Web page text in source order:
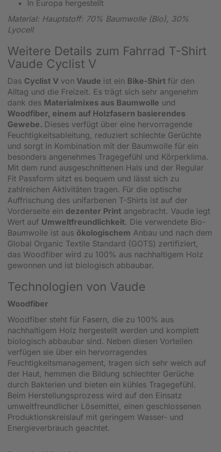
In Europa hergestellt
Material: Hauptstoff: 70% Baumwolle (Bio), 30%
Lyocell
Weitere Details zum Fahrrad T-Shirt
Vaude Cyclist V
Das Cyclist V von Vaude ist ein Bike-Shirt für den
Alltag und die Freizeit. Es trägt sich sehr angenehm
dank des Materialmixes aus Baumwolle und
Woodfiber, einem auf Holzfasern basierendes
Gewebe. Dieses verfügt über eine hervorragende
Feuchtigkeitsableitung, reduziert schlechte Gerüchte
und sorgt in Kombination mit der Baumwolle für ein
besonders angenehmes Tragegefühl und Körperklima.
Mit dem rund ausgeschnittenen Hals und der Regular
Fit Passform sitzt es bequem und lässt sich zu
zahlreichen Aktivitäten tragen. Für die optische
Auffrischung des unifarbenen T-Shirts ist auf der
Vorderseite ein dezenter Print angebracht. Vaude legt
Wert auf Umweltfreundlichkeit. Die verwendete Bio-
Baumwolle ist aus ökologischem Anbau und nach dem
Global Organic Textile Standard (GOTS) zertifiziert,
das Woodfiber wird zu 100% aus nachhaltigem Holz
gewonnen und ist biologisch abbaubar.
Technologien von Vaude
Woodfiber
Woodfiber steht für Fasern, die zu 100% aus
nachhaltigem Holz hergestellt werden und komplett
biologisch abbaubar sind. Neben diesen Vorteilen
verfügen sie über ein hervorragendes
Feuchtigkeitsmanagement, tragen sich sehr weich auf
der Haut, hemmen die Bildung schlechter Gerüche
durch Bakterien und bieten ein kühles Tragegefühl.
Beim Herstellungsprozess wird auf den Einsatz
umweltfreundlicher Lösemittel, einen geschlossenen
Produktionskreislauf mit geringem Wasser- und
Energieverbrauch geachtet.